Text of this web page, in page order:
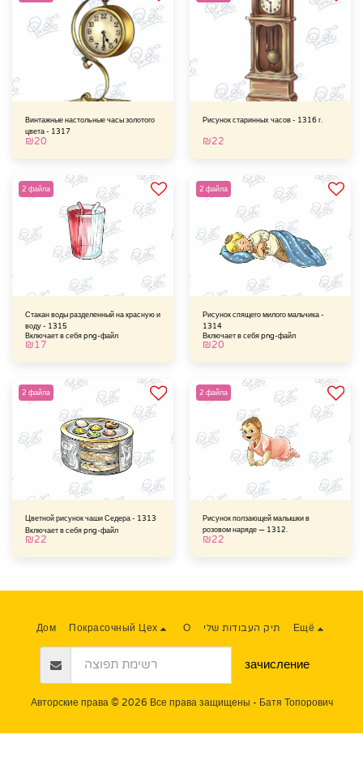
Винтажные настольные часы золотого
цвета - 1317
₪20
Рисунок старинных часов - 1316 г.
₪22
2 файла
Стакан воды разделенный на красную и
воду - 1315
Включает в себя png-файл
₪17
2 файла
Рисунок спящего милого мальчика -
1314
Включает в себя png-файл
₪20
2 файла
Цветной рисунок чаши Седера - 1313
Включает в себя png-файл
₪22
2 файла
Рисунок ползающей малышки в
розовом наряде — 1312.
₪22
Дом Покрасочный Цех О תיק העבודות שלי Ещё
зачисление
Авторские права © 2026 Все права защищены - Батя Топорович